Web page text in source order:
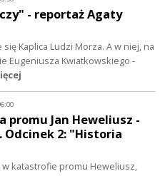
- reportaż Agaty
Kaplica Ludzi Morza. A w niej, na
Eugeniusza Kwiatkowskiego -
promu Jan Heweliusz -
Odcinek 2: "Historia
w katastrofie promu Heweliusz,